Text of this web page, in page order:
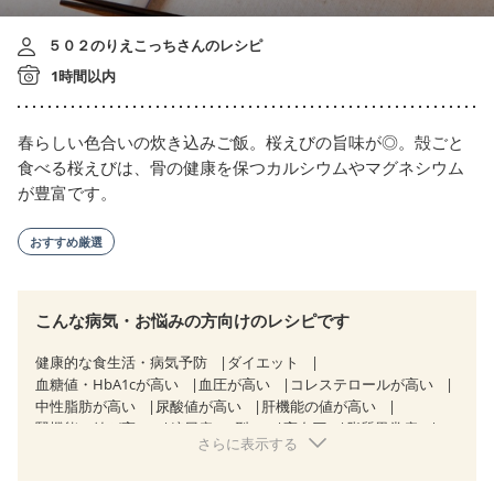
５０２のりえこっちさんのレシピ
1時間以内
春らしい色合いの炊き込みご飯。桜えびの旨味が◎。殻ごと
食べる桜えびは、骨の健康を保つカルシウムやマグネシウム
が豊富です。
おすすめ厳選
こんな病気・お悩みの方向けのレシピです
健康的な食生活・病気予防
ダイエット
血糖値・HbA1cが高い
血圧が高い
コレステロールが高い
中性脂肪が高い
尿酸値が高い
肝機能の値が高い
腎機能の値が高い
糖尿病（2型） 高血圧
脂質異常症
狭心症 心筋梗塞
さらに表示する